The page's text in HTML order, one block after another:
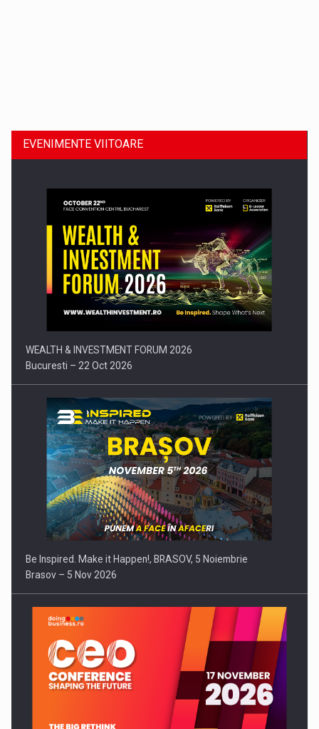
Comunicat de presa: Joburile part-time reincep sa intre pe…
EVENIMENTE VIITOARE
WEALTH & INVESTMENT FORUM 2026
Bucuresti – 22 Oct 2026
Be Inspired. Make it Happen!, BRASOV, 5 Noiembrie
Brasov – 5 Nov 2026